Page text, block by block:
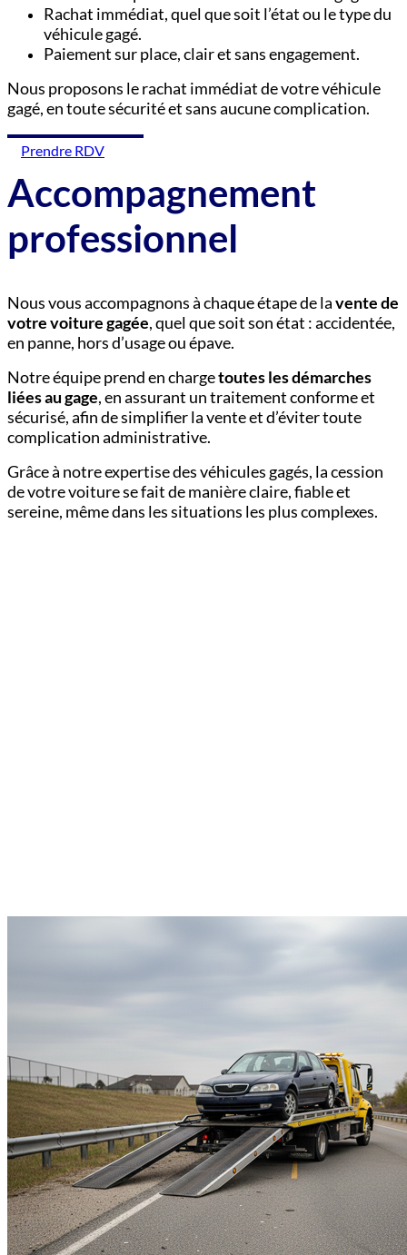
Rachat immédiat, quel que soit l’état ou le type du
véhicule gagé.
Paiement sur place, clair et sans engagement.
Nous proposons le rachat immédiat de votre véhicule
gagé, en toute sécurité et sans aucune complication.
Prendre RDV
Accompagnement
professionnel
Nous vous accompagnons à chaque étape de lavente de
votre voiture gagée, quel que soit son état : accidentée,
en panne, hors d’usage ou épave.
Notre équipe prend en chargetoutes les démarches
liées au gage, en assurant un traitement conforme et
sécurisé, afin de simplifier la vente et d’éviter toute
complication administrative.
Grâce à notre expertise des véhicules gagés, la cession
de votre voiture se fait de manière claire, fiable et
sereine, même dans les situations les plus complexes.